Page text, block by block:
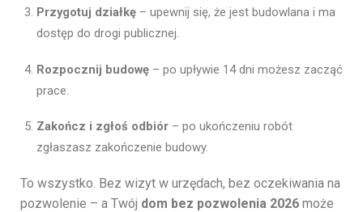
Przygotuj działkę – upewnij się, że jest budowlana i ma
dostęp do drogi publicznej.
Rozpocznij budowę – po upływie 14 dni możesz zacząć
prace.
Zakończ i zgłoś odbiór – po ukończeniu robót
zgłaszasz zakończenie budowy.
To wszystko. Bez wizyt w urzędach, bez oczekiwania na
pozwolenie – a Twój dom bez pozwolenia 2026 może